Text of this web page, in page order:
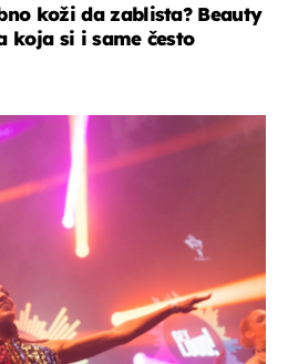
koži da zablista? Beauty
koja si i same često